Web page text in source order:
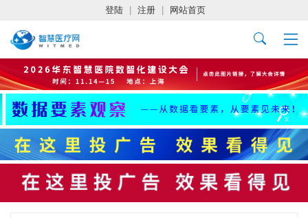
登陆 注册 网站首页